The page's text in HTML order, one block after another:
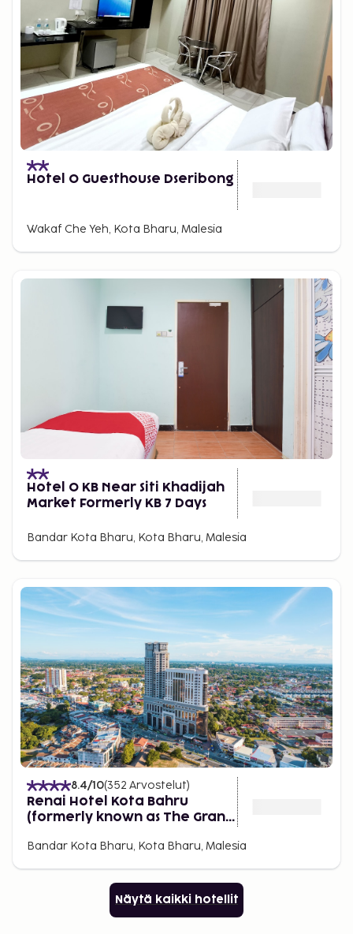
Hotel O Guesthouse Dseribong
Wakaf Che Yeh, Kota Bharu, Malesia
Hotel O KB Near Siti Khadijah
Market Formerly KB 7 Days
Bandar Kota Bharu, Kota Bharu, Malesia
8.4/10(352 Arvostelut)
Renai Hotel Kota Bahru
(formerly known as The Grand
Bandar Kota Bharu, Kota Bharu, Malesia
Näytä kaikki hotellit